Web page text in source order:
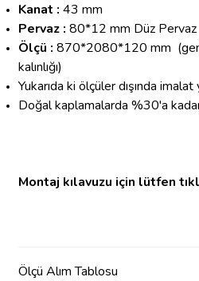
Kanat : 43 mm
Pervaz : 80*12 mm Düz Pervaz
Ölçü : 870*2080*120 mm
kalınlığı)
Yukarıda ki ölçüler dışında imalat
Doğal kaplamalarda %30'a
Montaj kılavuzu için lütfen
Ölçü Alım Tablosu